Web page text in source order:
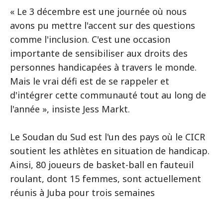
« Le 3 décembre est une journée où nous
avons pu mettre l'accent sur des questions
comme l'inclusion. C'est une occasion
importante de sensibiliser aux droits des
personnes handicapées à travers le monde.
Mais le vrai défi est de se rappeler et
d'intégrer cette communauté tout au long de
l'année », insiste Jess Markt.
Le Soudan du Sud est l'un des pays où le CICR
soutient les athlètes en situation de handicap.
Ainsi, 80 joueurs de basket-ball en fauteuil
roulant, dont 15 femmes, sont actuellement
réunis à Juba pour trois semaines